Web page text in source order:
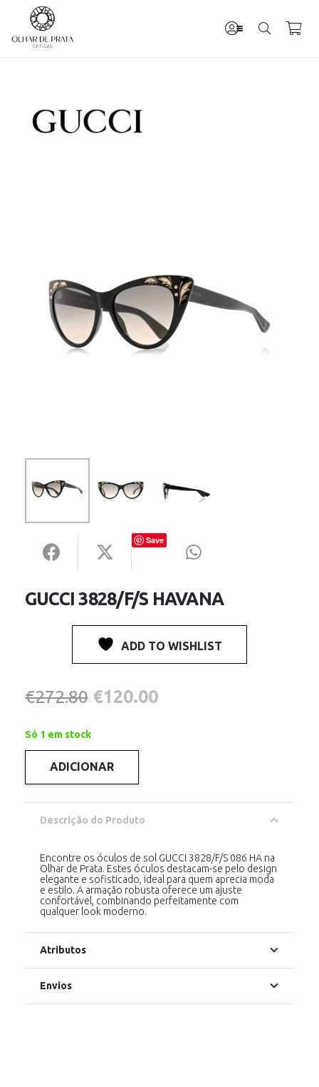
Save
GUCCI 3828/F/S HAVANA
ADD TO WISHLIST
€272.80 O
original
era:
€272.80.
€120.00O
Só 1 em stock
Quantidade
de
3828/F/S
HAVANA
ADICIONAR
Descrição do Produto
Encontre os óculos de sol GUCCI 3828/F/S 086 HA na
Olhar de Prata. Estes óculos destacam-se pelo design
elegante e sofisticado, ideal para quem aprecia moda
e estilo. A armação robusta oferece um ajuste
confortável, combinando perfeitamente com
qualquer look moderno.
Atributos
Envios